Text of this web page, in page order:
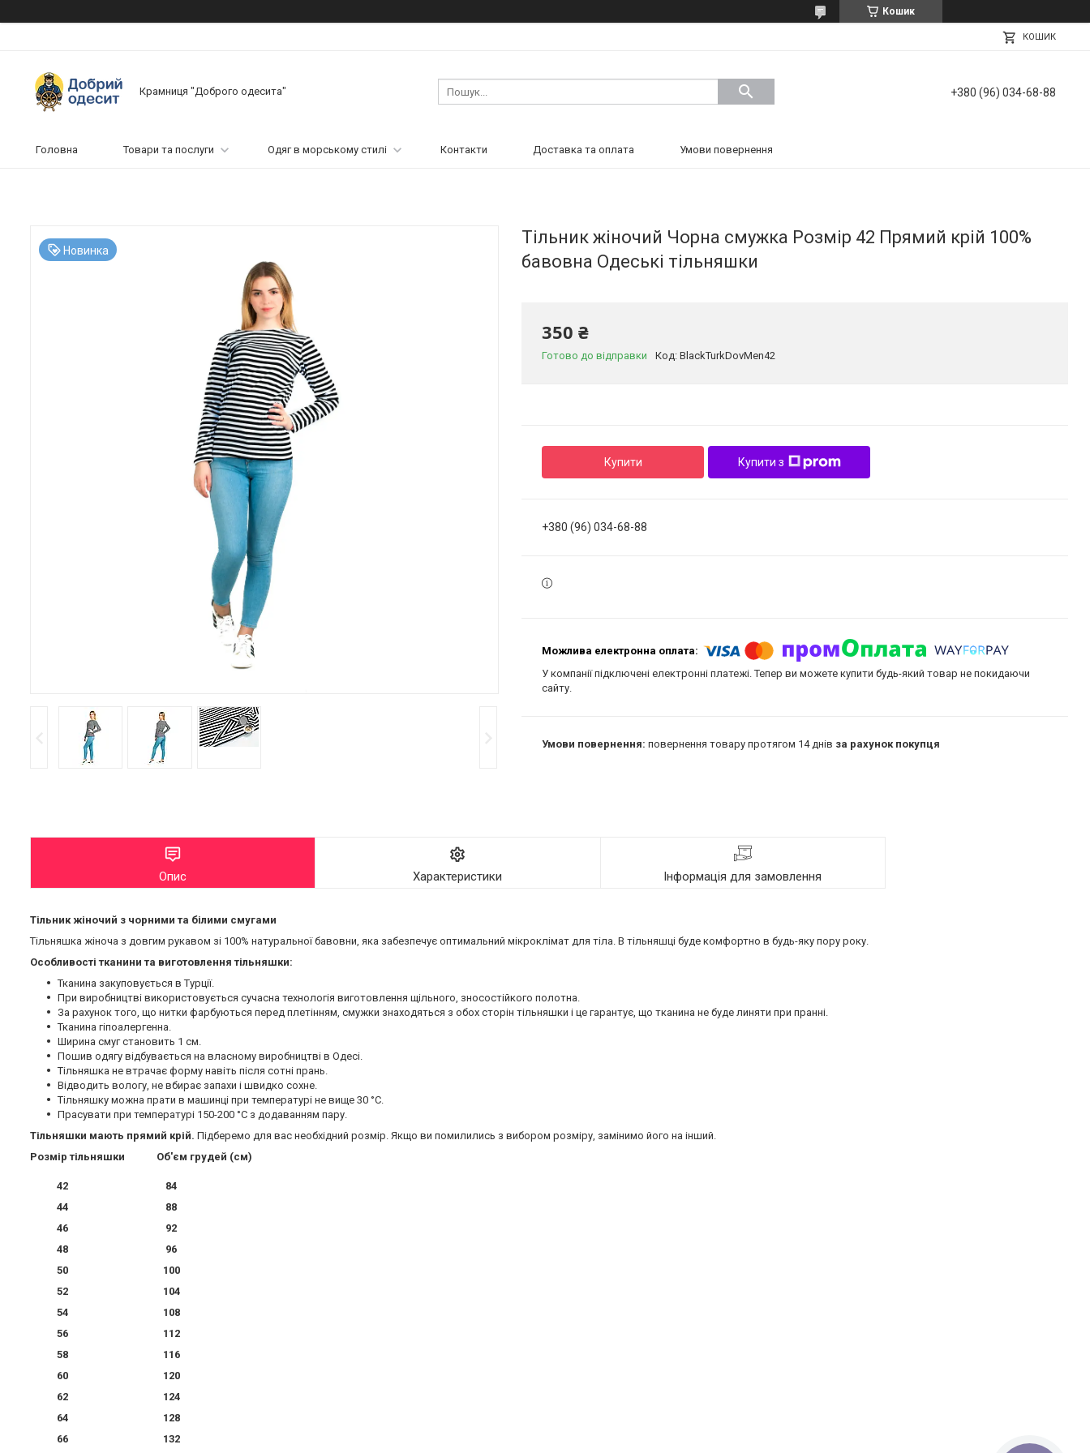
Кошик
КОШИК
Крамниця "Доброго одесита" +380 (96) 034-68-88
Головна Товари та послуги Одяг в морському стилі Контакти Доставка та оплата Умови повернення
Новинка
Тільник жіночий Чорна смужка Розмір 42 Прямий крій 100%
бавовна Одеські тільняшки
350 ₴
Готово до відправки Код: BlackTurkDovMen42
Купити Купити з
+380 (96) 034-68-88
У компанії підключені електронні платежі. Тепер ви можете купити будь-який товар не покидаючи
сайту.
повернення товару протягом 14 днів за рахунок покупця
Опис Характеристики Інформація для замовлення
Тільник жіночий з чорними та білими смугами
Тільняшка жіноча з довгим рукавом зі 100% натуральної бавовни, яка забезпечує оптимальний мікроклімат для тіла. В тільняшці буде комфортно в будь-яку пору року.
Особливості тканини та виготовлення тільняшки:
Тканина закуповується в Турції.
При виробництві використовується сучасна технологія виготовлення щільного, зносостійкого полотна.
За рахунок того, що нитки фарбуються перед плетінням, смужки знаходяться з обох сторін тільняшки і це гарантує, що тканина не буде линяти при пранні.
Тканина гіпоалергенна.
Ширина смуг становить 1 см.
Пошив одягу відбувається на власному виробництві в Одесі.
Тільняшка не втрачає форму навіть після сотні прань.
Відводить вологу, не вбирає запахи і швидко сохне.
Тільняшку можна прати в машинці при температурі не вище 30 °C.
Прасувати при температурі 150-200 °C з додаванням пару.
Тільняшки мають прямий крій. Підберемо для вас необхідний розмір. Якщо ви помилились з вибором розміру, замінимо його на інший.
Розмір тільняшки Об'єм грудей (см)
42 84
44 88
46 92
48 96
50 100
52 104
54 108
56 112
58 116
60 120
62 124
64 128
66 132